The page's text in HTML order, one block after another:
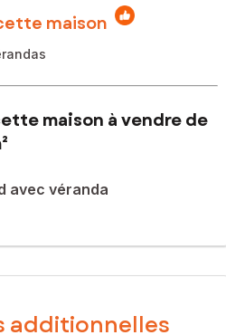
maison
maison à vendre de
avec véranda
présente sur Luçon, dans un
à insert , d'une cuisine
nuit avec 2 chambres, une salle
additionnelles